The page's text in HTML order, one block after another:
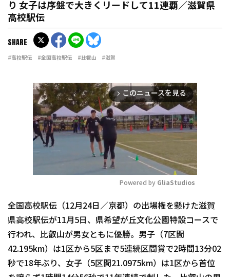
り 女子は序盤で大きくリードして11連覇／滋賀県
高校駅伝
#高校駅伝 #全国高校駅伝 #比叡山 #滋賀
SHARE
arrow_forward_ios このニュースを見る
Mute
Powered by GliaStudios
全国高校駅伝（12月24日／京都）の出場権を懸けた滋賀
県高校駅伝が11月5日、県希望が丘文化公園特設コースで
行われ、比叡山が男女ともに優勝。男子（7区間
42.195km）は1区から5区まで5連続区間賞で2時間13分02
秒で18年ぶり、女子（5区間21.0975km）は1区から首位